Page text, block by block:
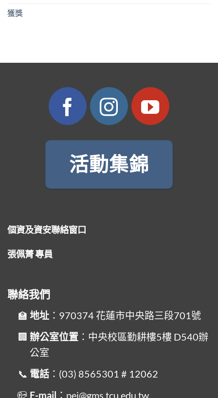
獲獎
活動集錦
個資及資安聯絡窗口
張佩菁 專員
聯絡我們
地址 ：970374 花蓮市中央路三段701號
辦公室位置 ：中央校區勤耕樓5樓 D540辦
公室
電話 ：(03) 8565301 # 12062
E-mail ：pei@gms.tcu.edu.tw